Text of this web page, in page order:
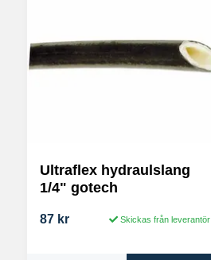
Ultraflex hydraulslang
1/4" gotech
87 kr Skickas från leverantör